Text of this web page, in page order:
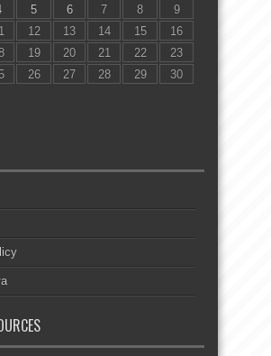
5 6 7 8
9
12 13 14 15
16
19 20 21 22
23
26 27 28 29
30